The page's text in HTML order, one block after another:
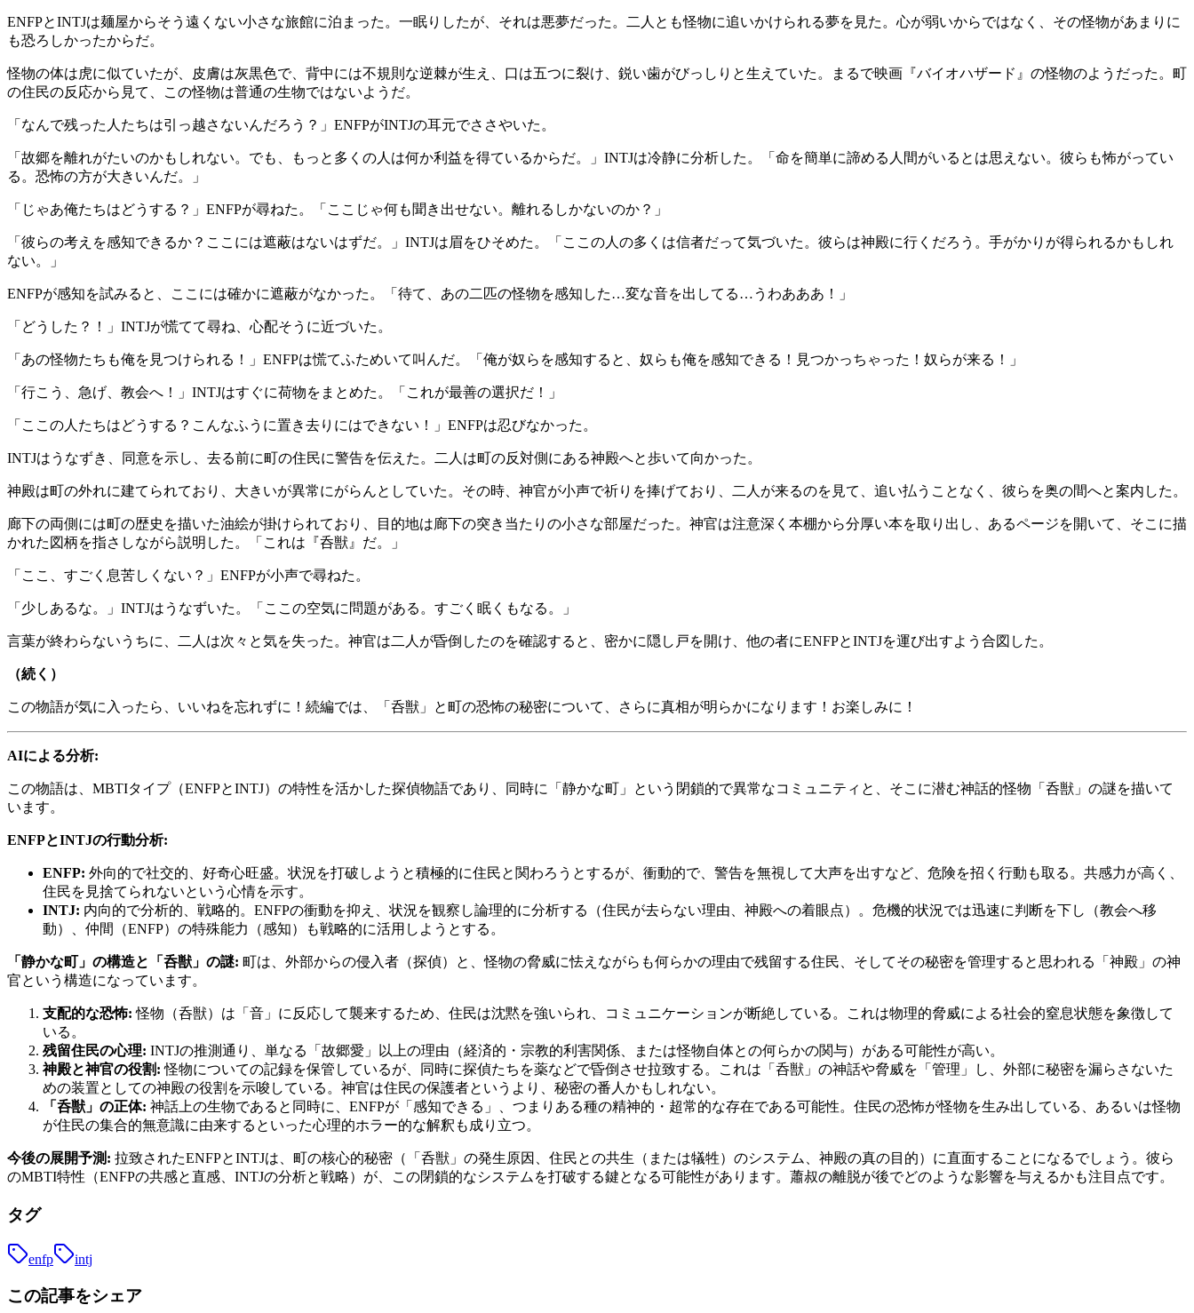
ENFPとINTJは麺屋からそう遠くない小さな旅館に泊まった。一眠りしたが、それは悪夢だった。二人とも怪物に追いかけられる夢を見た。心が弱いからではなく、その怪物があまりに
も恐ろしかったからだ。
怪物の体は虎に似ていたが、皮膚は灰黒色で、背中には不規則な逆棘が生え、口は五つに裂け、鋭い歯がびっしりと生えていた。まるで映画『バイオハザード』の怪物のようだった。町
の住民の反応から見て、この怪物は普通の生物ではないようだ。
「なんで残った人たちは引っ越さないんだろう？」ENFPがINTJの耳元でささやいた。
「故郷を離れがたいのかもしれない。でも、もっと多くの人は何か利益を得ているからだ。」INTJは冷静に分析した。「命を簡単に諦める人間がいるとは思えない。彼らも怖がってい
る。恐怖の方が大きいんだ。」
「じゃあ俺たちはどうする？」ENFPが尋ねた。「ここじゃ何も聞き出せない。離れるしかないのか？」
「彼らの考えを感知できるか？ここには遮蔽はないはずだ。」INTJは眉をひそめた。「ここの人の多くは信者だって気づいた。彼らは神殿に行くだろう。手がかりが得られるかもしれ
ない。」
ENFPが感知を試みると、ここには確かに遮蔽がなかった。「待て、あの二匹の怪物を感知した…変な音を出してる…うわあああ！」
「どうした？！」INTJが慌てて尋ね、心配そうに近づいた。
「あの怪物たちも俺を見つけられる！」ENFPは慌てふためいて叫んだ。「俺が奴らを感知すると、奴らも俺を感知できる！見つかっちゃった！奴らが来る！」
「行こう、急げ、教会へ！」INTJはすぐに荷物をまとめた。「これが最善の選択だ！」
「ここの人たちはどうする？こんなふうに置き去りにはできない！」ENFPは忍びなかった。
INTJはうなずき、同意を示し、去る前に町の住民に警告を伝えた。二人は町の反対側にある神殿へと歩いて向かった。
神殿は町の外れに建てられており、大きいが異常にがらんとしていた。その時、神官が小声で祈りを捧げており、二人が来るのを見て、追い払うことなく、彼らを奥の間へと案内した。
廊下の両側には町の歴史を描いた油絵が掛けられており、目的地は廊下の突き当たりの小さな部屋だった。神官は注意深く本棚から分厚い本を取り出し、あるページを開いて、そこに描
かれた図柄を指さしながら説明した。「これは『呑獣』だ。」
「ここ、すごく息苦しくない？」ENFPが小声で尋ねた。
「少しあるな。」INTJはうなずいた。「ここの空気に問題がある。すごく眠くもなる。」
言葉が終わらないうちに、二人は次々と気を失った。神官は二人が昏倒したのを確認すると、密かに隠し戸を開け、他の者にENFPとINTJを運び出すよう合図した。
（続く）
この物語が気に入ったら、いいねを忘れずに！続編では、「呑獣」と町の恐怖の秘密について、さらに真相が明らかになります！お楽しみに！
AIによる分析:
この物語は、MBTIタイプ（ENFPとINTJ）の特性を活かした探偵物語であり、同時に「静かな町」という閉鎖的で異常なコミュニティと、そこに潜む神話的怪物「呑獣」の謎を描いて
います。
ENFPとINTJの行動分析:
ENFP: 外向的で社交的、好奇心旺盛。状況を打破しようと積極的に住民と関わろうとするが、衝動的で、警告を無視して大声を出すなど、危険を招く行動も取る。共感力が高く、
住民を見捨てられないという心情を示す。
INTJ: 内向的で分析的、戦略的。ENFPの衝動を抑え、状況を観察し論理的に分析する（住民が去らない理由、神殿への着眼点）。危機的状況では迅速に判断を下し（教会へ移
動）、仲間（ENFP）の特殊能力（感知）も戦略的に活用しようとする。
「静かな町」の構造と「呑獣」の謎: 町は、外部からの侵入者（探偵）と、怪物の脅威に怯えながらも何らかの理由で残留する住民、そしてその秘密を管理すると思われる「神殿」の神
官という構造になっています。
支配的な恐怖: 怪物（呑獣）は「音」に反応して襲来するため、住民は沈黙を強いられ、コミュニケーションが断絶している。これは物理的脅威による社会的窒息状態を象徴して
いる。
残留住民の心理: INTJの推測通り、単なる「故郷愛」以上の理由（経済的・宗教的利害関係、または怪物自体との何らかの関与）がある可能性が高い。
神殿と神官の役割: 怪物についての記録を保管しているが、同時に探偵たちを薬などで昏倒させ拉致する。これは「呑獣」の神話や脅威を「管理」し、外部に秘密を漏らさないた
めの装置としての神殿の役割を示唆している。神官は住民の保護者というより、秘密の番人かもしれない。
「呑獣」の正体: 神話上の生物であると同時に、ENFPが「感知できる」、つまりある種の精神的・超常的な存在である可能性。住民の恐怖が怪物を生み出している、あるいは怪物
が住民の集合的無意識に由来するといった心理的ホラー的な解釈も成り立つ。
今後の展開予測: 拉致されたENFPとINTJは、町の核心的秘密（「呑獣」の発生原因、住民との共生（または犠牲）のシステム、神殿の真の目的）に直面することになるでしょう。彼ら
のMBTI特性（ENFPの共感と直感、INTJの分析と戦略）が、この閉鎖的なシステムを打破する鍵となる可能性があります。蕭叔の離脱が後でどのような影響を与えるかも注目点です。
タグ
enfp intj
この記事をシェア